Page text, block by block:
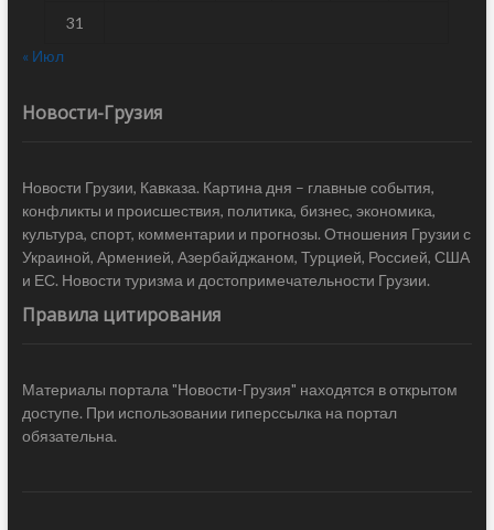
31
« Июл
Новости-Грузия
Новости Грузии, Кавказа. Картина дня – главные события,
конфликты и происшествия, политика, бизнес, экономика,
культура, спорт, комментарии и прогнозы. Отношения Грузии с
Украиной, Арменией, Азербайджаном, Турцией, Россией, США
и ЕС. Новости туризма и достопримечательности Грузии.
Правила цитирования
Материалы портала "Новости-Грузия" находятся в открытом
доступе. При использовании гиперссылка на портал
обязательна.